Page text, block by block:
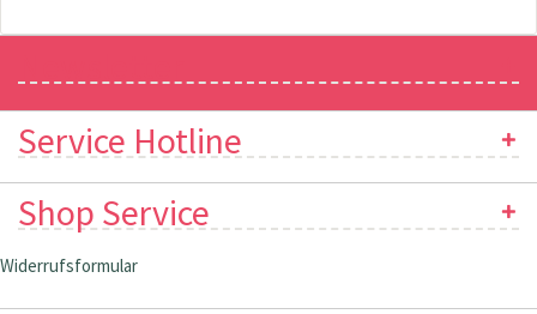
Service Hotline
Shop Service
Widerrufsformular